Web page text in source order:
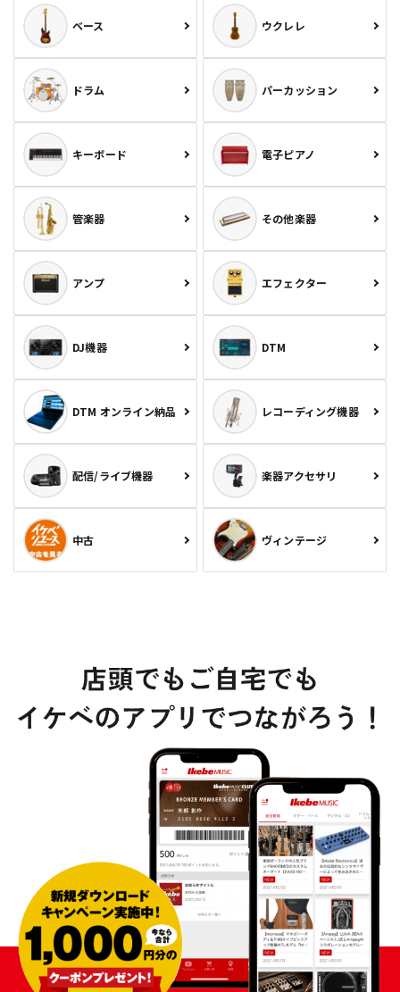
ベース ウクレレ
ドラム パーカッション
キーボード 電子ピアノ
管楽器 その他楽器
アンプ エフェクター
DJ機器 DTM
DTM オンライン納品 レコーディング機器
配信/ライブ機器 楽器アクセサリ
中古 ヴィンテージ